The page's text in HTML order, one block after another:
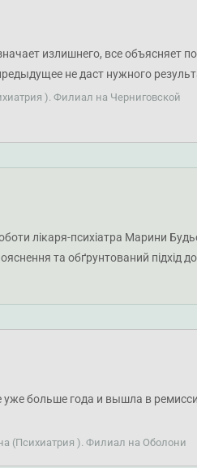
излишнего, все объясняет
не даст нужного
Теперь и дочь и я сама
). Филиал на Черниговской
лікаря-психіатра Марини
та обґрунтований
больше года и вышла в
(Психиатрия ). Филиал на Оболони